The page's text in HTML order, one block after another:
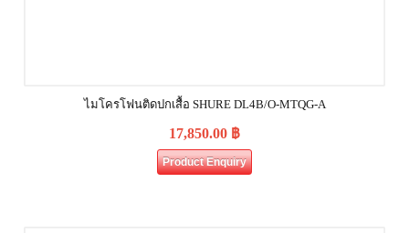
ไมโครโฟนติดปกเสื้อ SHURE DL4B/O-MTQG-A
17,850.00 ฿
Product Enquiry